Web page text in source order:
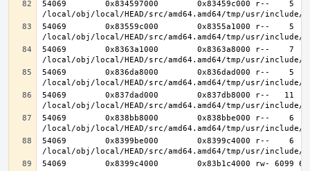
54069        0x834597000        0x83459c000 r--    5
54069        0x83559c000        0x8355a1000 r--    5
54069        0x8363a1000        0x8363a8000 r--    7
54069        0x836da8000        0x836dad000 r--    5
54069        0x837dad000        0x837db8000 r--   11
54069        0x838bb8000        0x838bbe000 r--    6
54069        0x8399be000        0x8399c4000 r--    6